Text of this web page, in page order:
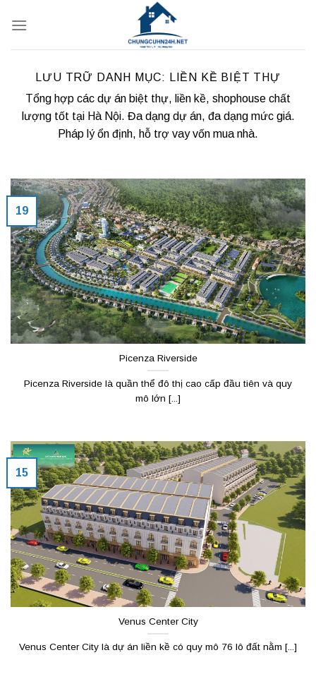
qua
LƯU TRỮ DANH MỤC:
LIỀN KỀ BIỆT THỰ
Tổng hợp các dự án biệt thự, liền kề, shophouse chất
lượng tốt tại Hà Nội. Đa dạng dự án, đa dạng mức giá.
Pháp lý ổn định, hỗ trợ vay vốn mua nhà.
Picenza Riverside
Picenza Riverside là quần thể đô thị cao cấp đầu tiên và quy
mô lớn [...]
19
Venus Center City
Venus Center City là dự án liền kề có quy mô 76 lô đất nằm [...]
15